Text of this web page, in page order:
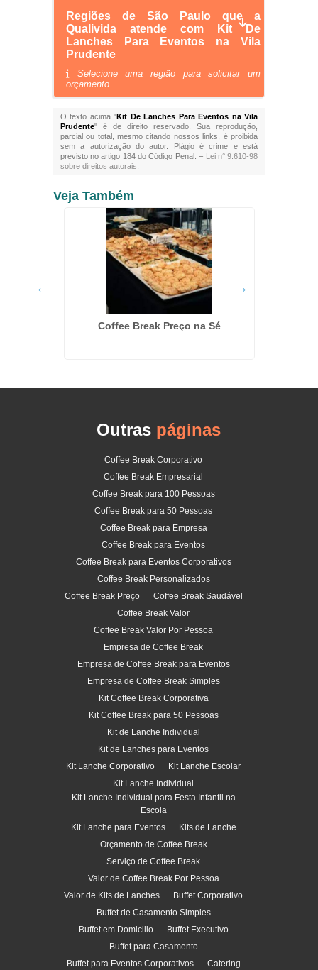
Regiões de São Paulo que a
Qualivida atende com Kit De
Lanches Para Eventos na Vila
Prudente
Selecione uma região para solicitar um
orçamento
O texto acima "Kit De Lanches Para Eventos na Vila
Prudente" é de direito reservado. Sua reprodução,
parcial ou total, mesmo citando nossos links, é proibida
sem a autorização do autor. Plágio é crime e está
previsto no artigo 184 do Código Penal. – Lei n° 9.610-98
sobre direitos autorais
Veja Também
Coffee Break Preço na Sé
Outras páginas
Coffee Break Corporativo
Coffee Break Empresarial
Coffee Break para 100 Pessoas
Coffee Break para 50 Pessoas
Coffee Break para Empresa
Coffee Break para Eventos
Coffee Break para Eventos Corporativos
Coffee Break Personalizados
Coffee Break Preço
Coffee Break Saudável
Coffee Break Valor
Coffee Break Valor Por Pessoa
Empresa de Coffee Break
Empresa de Coffee Break para Eventos
Empresa de Coffee Break Simples
Kit Coffee Break Corporativa
Kit Coffee Break para 50 Pessoas
Kit de Lanche Individual
Kit de Lanches para Eventos
Kit Lanche Corporativo
Kit Lanche Escolar
Kit Lanche Individual
Kit Lanche Individual para Festa Infantil na
Escola
Kit Lanche para Eventos
Kits de Lanche
Orçamento de Coffee Break
Serviço de Coffee Break
Valor de Coffee Break Por Pessoa
Valor de Kits de Lanches
Buffet Corporativo
Buffet de Casamento Simples
Buffet em Domicilio
Buffet Executivo
Buffet para Casamento
Buffet para Eventos Corporativos
Catering